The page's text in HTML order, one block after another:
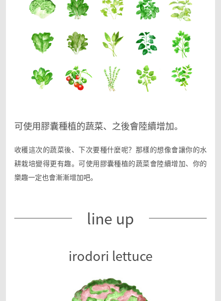
可使用膠囊種植的蔬菜、之後會陸續增加。
收穫這次的蔬菜後、下次要種什麼呢？ 那樣的想像會讓你的水
耕栽培變得更有趣。可使用膠囊種植的蔬菜會陸續增加、你的
樂趣一定也會漸漸增加吧。
line up
irodori lettuce